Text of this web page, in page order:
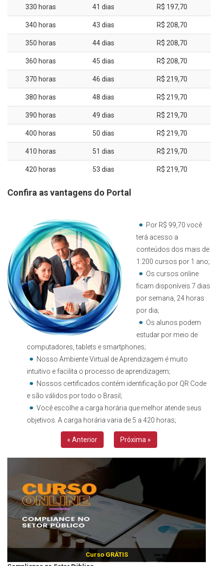
330 horas 41 dias R$ 197,70
340 horas 43 dias R$ 208,70
350 horas 44 dias R$ 208,70
360 horas 45 dias R$ 208,70
370 horas 46 dias R$ 219,70
380 horas 48 dias R$ 219,70
390 horas 49 dias R$ 219,70
400 horas 50 dias R$ 219,70
410 horas 51 dias R$ 219,70
420 horas 53 dias R$ 219,70
Confira as vantagens do Portal
Por R$ 99,70 você
terá acesso a
conteúdos dos mais de
1.200 cursos por 1 ano;
Os cursos online
ficam disponíveis 7 dias
por semana, 24 horas
por dia;
Os alunos podem
estudar por meio de
computadores, tablets e smartphones;
Nosso Ambiente Virtual de Aprendizagem é muito
intuitivo e facilita o processo de aprendizagem;
Nossos certificados contém identificação por QR Code
e são válidos por todo o Brasil;
Você escolhe a carga horária que melhor atende seus
objetivos. A carga horária varia de 5 a 420 horas;
« Anterior Próxima »
Curso GRÁTIS